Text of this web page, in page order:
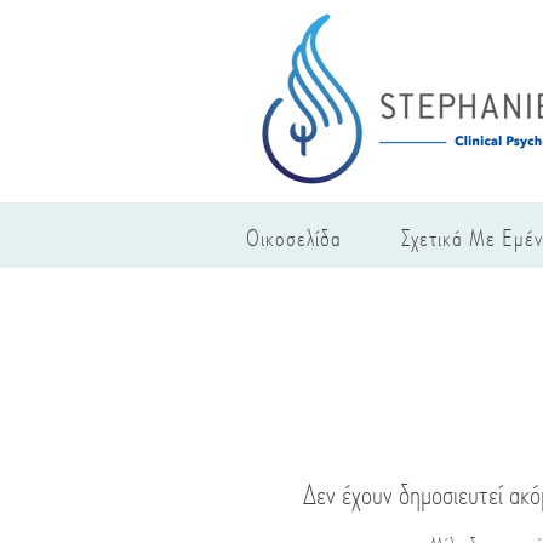
Οικοσελίδα Σχετικά Με
Δεν έχουν δημοσιευτεί